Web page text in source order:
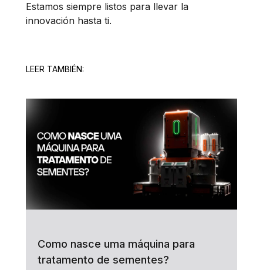
Estamos siempre listos para llevar la
innovación hasta ti.
LEER TAMBIÉN:
Como nasce uma máquina para
tratamento de sementes?